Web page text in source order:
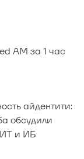
AM за 1 час
айдентити:
обсудили
и ИБ